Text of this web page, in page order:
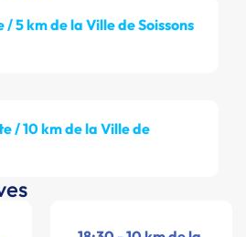
/ 5 km de la Ville de Soissons
/ 10 km de la Ville de